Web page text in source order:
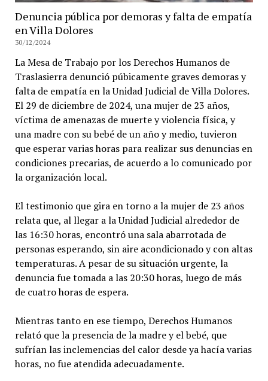
Denuncia pública por demoras y falta de empatía
en Villa Dolores
30/12/2024
La Mesa de Trabajo por los Derechos Humanos de
Traslasierra denunció púbicamente graves demoras y
falta de empatía en la Unidad Judicial de Villa Dolores.
El 29 de diciembre de 2024, una mujer de 23 años,
víctima de amenazas de muerte y violencia física, y
una madre con su bebé de un año y medio, tuvieron
que esperar varias horas para realizar sus denuncias en
condiciones precarias, de acuerdo a lo comunicado por
la organización local.
El testimonio que gira en torno a la mujer de 23 años
relata que, al llegar a la Unidad Judicial alrededor de
las 16:30 horas, encontró una sala abarrotada de
personas esperando, sin aire acondicionado y con altas
temperaturas. A pesar de su situación urgente, la
denuncia fue tomada a las 20:30 horas, luego de más
de cuatro horas de espera.
Mientras tanto en ese tiempo, Derechos Humanos
relató que la presencia de la madre y el bebé, que
sufrían las inclemencias del calor desde ya hacía varias
horas, no fue atendida adecuadamente.